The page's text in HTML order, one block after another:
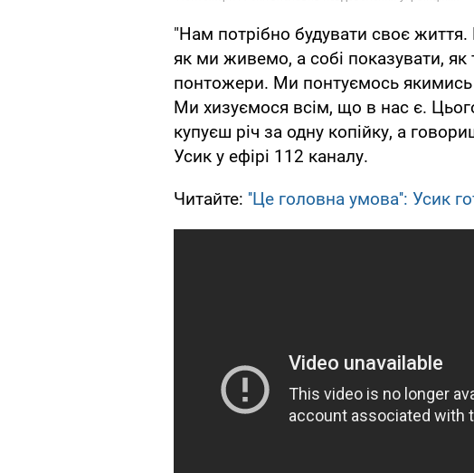
"Нам потрібно будувати своє
як ми живемо, а собі показувати,
понтожери. Ми понтуємось якимись
Ми хизуємося всім, що в нас є.
купуєш річ за одну копійку, а
Усик у ефірі 112 каналу.
Читайте: ''Це головна умова'': Усик